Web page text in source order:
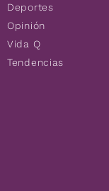
Deportes
Opinión
Vida Q
Tendencias